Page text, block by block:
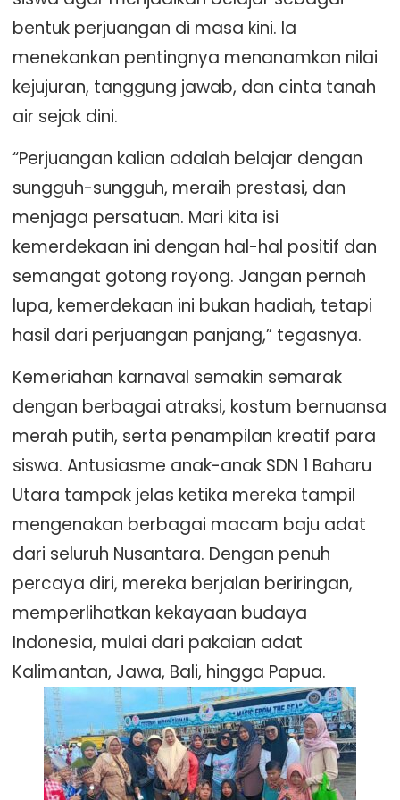
bentuk perjuangan di masa kini. Ia
menekankan pentingnya menanamkan nilai
kejujuran, tanggung jawab, dan cinta tanah
air sejak dini.
“Perjuangan kalian adalah belajar dengan
sungguh-sungguh, meraih prestasi, dan
menjaga persatuan. Mari kita isi
kemerdekaan ini dengan hal-hal positif dan
semangat gotong royong. Jangan pernah
lupa, kemerdekaan ini bukan hadiah, tetapi
hasil dari perjuangan panjang,” tegasnya.
Kemeriahan karnaval semakin semarak
dengan berbagai atraksi, kostum bernuansa
merah putih, serta penampilan kreatif para
siswa. Antusiasme anak-anak SDN 1 Baharu
Utara tampak jelas ketika mereka tampil
mengenakan berbagai macam baju adat
dari seluruh Nusantara. Dengan penuh
percaya diri, mereka berjalan beriringan,
memperlihatkan kekayaan budaya
Indonesia, mulai dari pakaian adat
Kalimantan, Jawa, Bali, hingga Papua.